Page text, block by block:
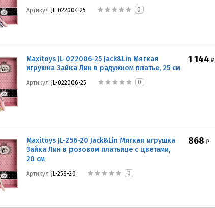
Артикул JL-022004-25 0
Maxitoys JL-022006-25 Jack&Lin Мягкая
игрушка Зайка Лин в радужном платье, 25 см
Артикул JL-022006-25 0
1 144 ₽
Maxitoys JL-256-20 Jack&Lin Мягкая игрушка
Зайка Лин в розовом платьице с цветами,
20 см
Артикул JL-256-20 0
868 ₽